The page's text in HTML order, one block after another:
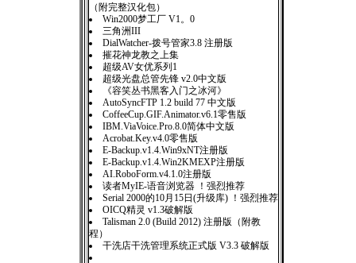
（附完整汉化包）
Win2000梦工厂 V1。0
三角洲III
DialWatcher-拨号管家3.8 注册版
摧花神龙教之上集
超级AV女优系列1
超级光盘总管先锋 v2.0中文版
《容笑丛书黑客入门之冰河》
AutoSyncFTP 1.2 build 77 中文版
CoffeeCup.GIF.Animator.v6.1零售版
IBM.ViaVoice.Pro.8.0简体中文版
Acrobat.Key.v4.0零售版
E-Backup.v1.4.Win9xNT注册版
E-Backup.v1.4.Win2KMEXP注册版
AI.RoboForm.v4.1.0注册版
读者MyIE-语音浏览器 ！强烈推荐
Serial 2000的10月15日(升级库) ！强烈推荐
OICQ精灵 v1.3破解版
Talisman 2.0 (Build 2012) 注册版（附教
程）
干洗店干洗管理系统正式版 V3.3 破解版